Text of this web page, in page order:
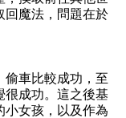
回魔法，問題在於
偷車比較成功，至
很成功。這之後基
小女孩，以及作為